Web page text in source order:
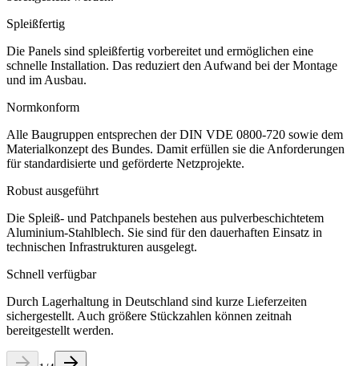
Spleißfertig
Die Panels sind spleißfertig vorbereitet und ermöglichen eine
schnelle Installation. Das reduziert den Aufwand bei der Montage
und im Ausbau.
Normkonform
Alle Baugruppen entsprechen der DIN VDE 0800-720 sowie dem
Materialkonzept des Bundes. Damit erfüllen sie die Anforderungen
für standardisierte und geförderte Netzprojekte.
Robust ausgeführt
Die Spleiß- und Patchpanels bestehen aus pulverbeschichtetem
Aluminium-Stahlblech. Sie sind für den dauerhaften Einsatz in
technischen Infrastrukturen ausgelegt.
Schnell verfügbar
Durch Lagerhaltung in Deutschland sind kurze Lieferzeiten
sichergestellt. Auch größere Stückzahlen können zeitnah
bereitgestellt werden.